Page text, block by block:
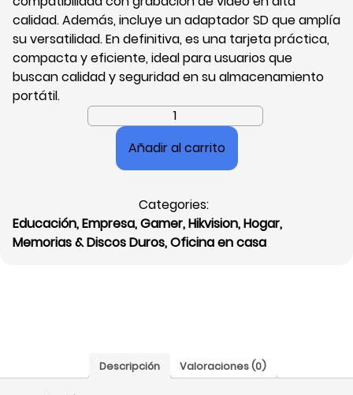
calidad. Además, incluye un adaptador SD que amplía
su versatilidad. En definitiva, es una tarjeta práctica,
compacta y eficiente, ideal para usuarios que
buscan calidad y seguridad en su almacenamiento
portátil.
Tarjeta
Memoria
HikSemi
de
Hikvision,
92
MB/s,
Añadir al carrito
Categories:
Educación,Empresa,Gamer,Hikvision,Hogar,
Memorias & Discos Duros,Oficina en casa
Descripción Valoraciones (0)